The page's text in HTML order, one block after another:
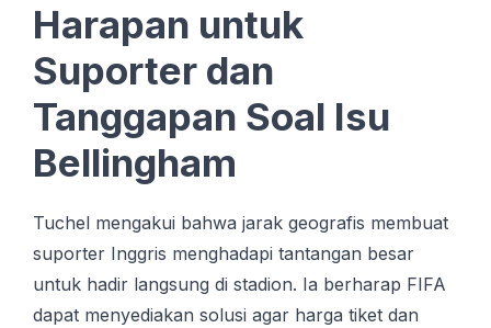
Harapan untuk
Suporter dan
Tanggapan Soal Isu
Bellingham
Tuchel mengakui bahwa jarak geografis membuat
suporter Inggris menghadapi tantangan besar
untuk hadir langsung di stadion. Ia berharap FIFA
dapat menyediakan solusi agar harga tiket dan